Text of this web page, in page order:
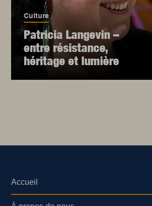
Culture
Patricia Langevin –
entre résistance,
héritage et lumière
Accueil